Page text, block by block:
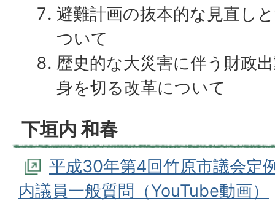
避難計画の抜本的な見直し
ついて
歴史的な大災害に伴う財政
身を切る改革について
下垣内 和春
平成30年第4回竹原市議会定
内議員一般質問（YouTube動画）